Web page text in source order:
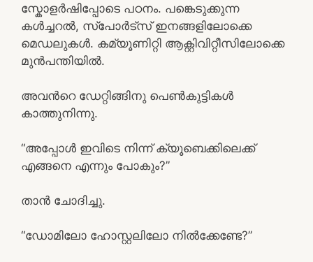
സ്കോളര്‍ഷിപ്പോടെ പഠനം. പങ്കെടുക്കുന്ന
കള്‍ച്ചറല്‍, സ്പോര്‍ട്സ് ഇനങ്ങളിലോക്കെ
മെഡലുകള്‍. കമ്യൂണിറ്റി ആക്റ്റിവിറ്റീസിലോക്കെ
മുന്‍പന്തിയില്‍.
അവന്‍റെ ഡേറ്റിങ്ങിനു പെണ്‍കുട്ടികള്‍
കാത്തുനിന്നു.
“അപ്പോള്‍ ഇവിടെ നിന്ന് ക്യൂബെക്കിലെക്ക്
എങ്ങനെ എന്നും പോകും?”
താന്‍ ചോദിച്ചു.
“ഡോമിലോ ഹോസ്റ്റലിലോ നില്‍ക്കേണ്ടേ?”